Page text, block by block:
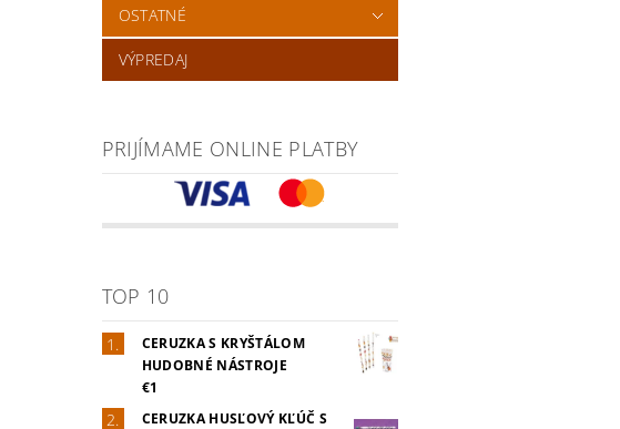
OSTATNÉ
VÝPREDAJ
PRIJÍMAME ONLINE PLATBY
TOP 10
CERUZKA S KRYŠTÁLOM
HUDOBNÉ NÁSTROJE
€1
CERUZKA HUSĽOVÝ KĽÚČ S